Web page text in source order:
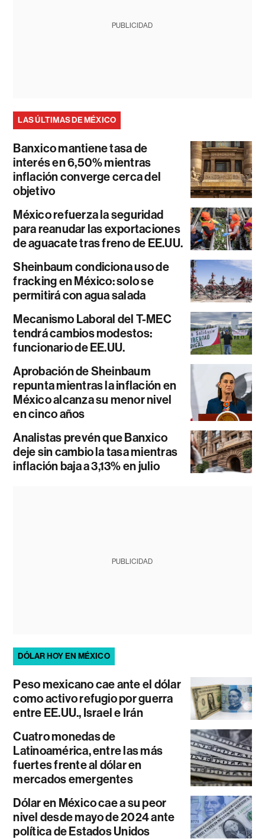
PUBLICIDAD
LAS ÚLTIMAS DE MÉXICO
Banxico mantiene tasa de
interés en 6,50% mientras
inflación converge cerca del
objetivo
México refuerza la seguridad
para reanudar las exportaciones
de aguacate tras freno de EE.UU.
Sheinbaum condiciona uso de
fracking en México: solo se
permitirá con agua salada
Mecanismo Laboral del T-MEC
tendrá cambios modestos:
funcionario de EE.UU.
Aprobación de Sheinbaum
repunta mientras la inflación en
México alcanza su menor nivel
en cinco años
Analistas prevén que Banxico
deje sin cambio la tasa mientras
inflación baja a 3,13% en julio
PUBLICIDAD
DÓLAR HOY EN MÉXICO
Peso mexicano cae ante el dólar
como activo refugio por guerra
entre EE.UU., Israel e Irán
Cuatro monedas de
Latinoamérica, entre las más
fuertes frente al dólar en
mercados emergentes
Dólar en México cae a su peor
nivel desde mayo de 2024 ante
política de Estados Unidos